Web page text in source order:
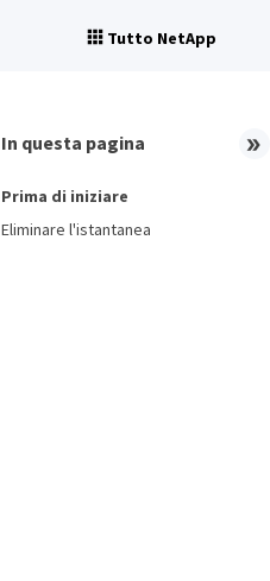
Tutto NetApp
In questa pagina
Prima di iniziare
Eliminare l'istantanea